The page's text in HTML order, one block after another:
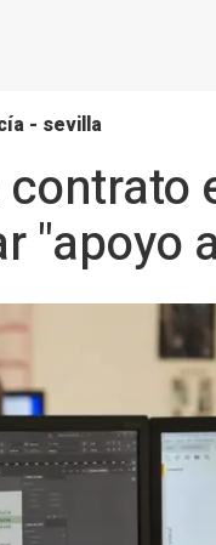
- sevilla
"apoyo